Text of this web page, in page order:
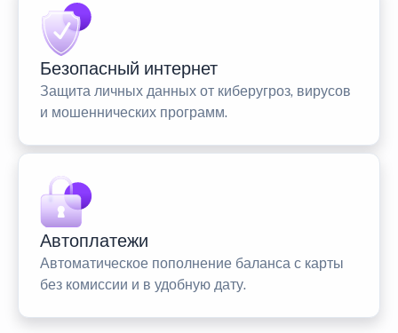
Безопасный интернет
Защита личных данных от киберугроз, вирусов
и мошеннических программ.
Автоплатежи
Автоматическое пополнение баланса с карты
без комиссии и в удобную дату.